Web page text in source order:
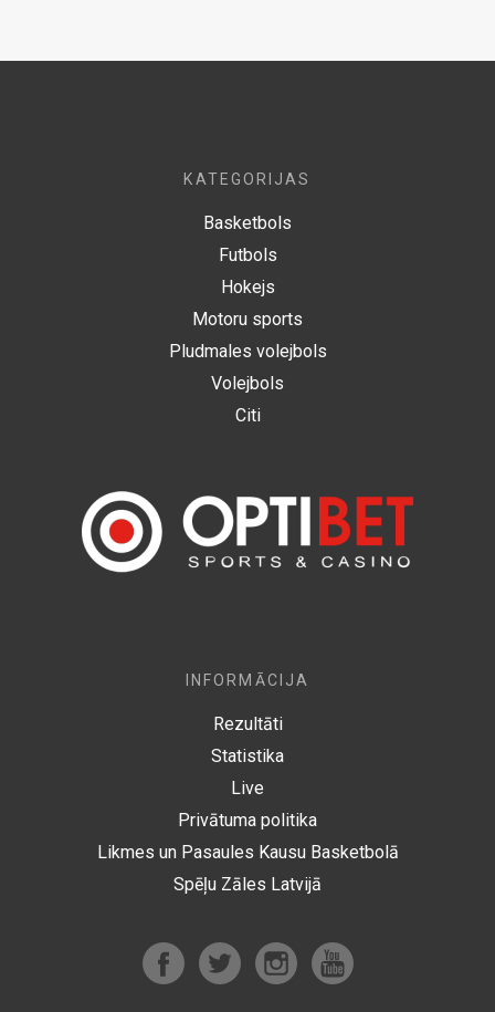
KATEGORIJAS
Basketbols
Futbols
Hokejs
Motoru sports
Pludmales volejbols
Volejbols
Citi
INFORMĀCIJA
Rezultāti
Statistika
Live
Privātuma politika
Likmes un Pasaules Kausu Basketbolā
Spēļu Zāles Latvijā